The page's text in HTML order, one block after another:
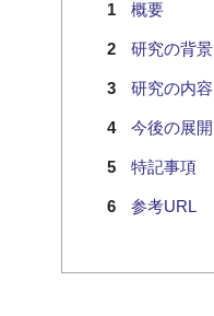
概要
研究の背景
研究の内容
今後の展開
特記事項
参考URL